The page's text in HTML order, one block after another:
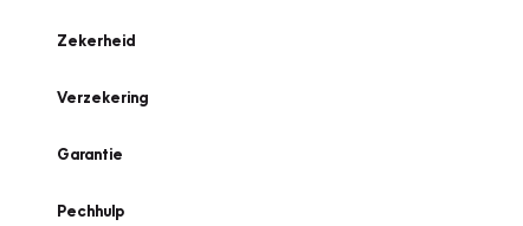
Zekerheid
Verzekering
Garantie
Pechhulp